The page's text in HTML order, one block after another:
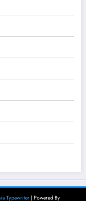
Typewriter| Powered By